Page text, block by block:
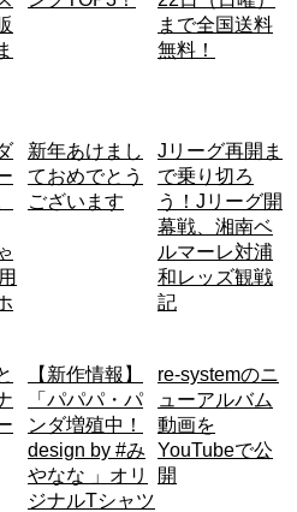
まで全国送料
無料！
新年あけまし
ておめでとう
ございます
Jリーグ再開ま
で乗り切ろ
う！Jリーグ開
幕戦、湘南ベ
ルマーレ対浦
和レッズ観戦
記
【新作情報】
「パパパ・パ
ンダ増殖中！
design by #み
やなな 」オリ
ジナルTシャツ
re-systemのニ
ューアルバム
動画を
YouTubeで公
開